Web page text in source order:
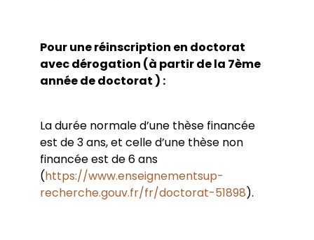
Pour une réinscription en doctorat
avec dérogation (à partir de la 7ème
année de doctorat ) :
La durée normale d’une thèse financée
est de 3 ans, et celle d’une thèse non
financée est de 6 ans
(https://www.enseignementsup-
recherche.gouv.fr/fr/doctorat-51898).